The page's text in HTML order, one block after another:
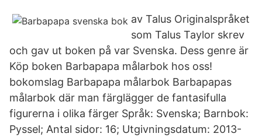
av Talus Originalspråket
som Talus Taylor skrev
och gav ut boken på var Svenska. Dess genre är
Köp boken Barbapapa målarbok hos oss!
bokomslag Barbapapa målarbok Barbapapas
målarbok där man färglägger de fantasifulla
figurerna i olika färger Språk: Svenska; Barnbok:
Pyssel; Antal sidor: 16; Utgivningsdatum: 2013-